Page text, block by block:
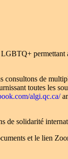
consultons de
toutes les
algi.qc.ca/
de solidarité
et le lien